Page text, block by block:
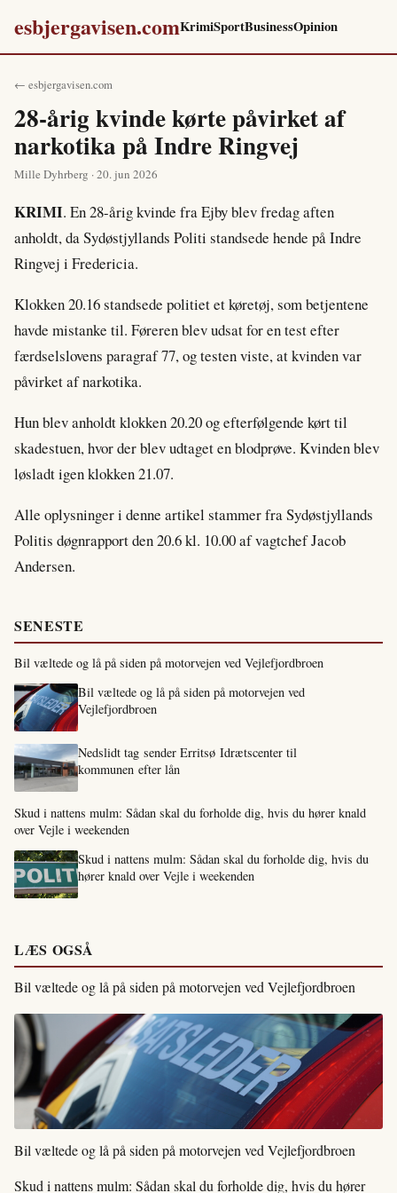
esbjergavisen.comKrimiSportBusinessOpinion
← esbjergavisen.com
28-årig kvinde kørte påvirket af
narkotika på Indre Ringvej
Mille Dyhrberg · 20. jun 2026
KRIMI. En 28-årig kvinde fra Ejby blev fredag aften
anholdt, da Sydøstjyllands Politi standsede hende på Indre
Ringvej i Fredericia.
Klokken 20.16 standsede politiet et køretøj, som betjentene
havde mistanke til. Føreren blev udsat for en test efter
færdselslovens paragraf 77, og testen viste, at kvinden var
påvirket af narkotika.
Hun blev anholdt klokken 20.20 og efterfølgende kørt til
skadestuen, hvor der blev udtaget en blodprøve. Kvinden blev
løsladt igen klokken 21.07.
Alle oplysninger i denne artikel stammer fra Sydøstjyllands
Politis døgnrapport den 20.6 kl. 10.00 af vagtchef Jacob
Andersen.
SENESTE
Bil væltede og lå på siden på motorvejen ved Vejlefjordbroen
Bil væltede og lå på siden på motorvejen ved
Vejlefjordbroen
Nedslidt tag sender Erritsø Idrætscenter til
kommunen efter lån
Skud i nattens mulm: Sådan skal du forholde dig, hvis du hører knald
over Vejle i weekenden
Skud i nattens mulm: Sådan skal du forholde dig, hvis du
hører knald over Vejle i weekenden
LÆS OGSÅ
Bil væltede og lå på siden på motorvejen ved Vejlefjordbroen
Bil væltede og lå på siden på motorvejen ved Vejlefjordbroen
Skud i nattens mulm: Sådan skal du forholde dig, hvis du hører